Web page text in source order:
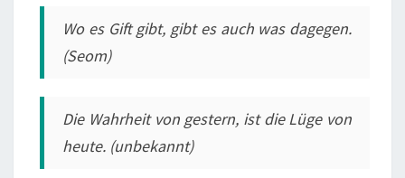
Wo es Gift gibt, gibt es auch was dagegen.
(Seom)
Die Wahrheit von gestern, ist die Lüge von
heute. (unbekannt)